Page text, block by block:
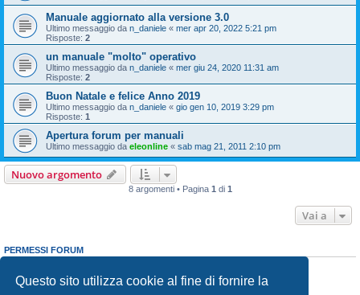
Questo sito utilizza cookie al fine di fornire la
Manuale aggiornato alla versione 3.0
Ultimo messaggio da n_daniele « mer apr 20, 2022 5:21 pm
Risposte: 2
un manuale "molto" operativo
Ultimo messaggio da n_daniele « mer giu 24, 2020 11:31 am
Risposte: 2
Buon Natale e felice Anno 2019
Ultimo messaggio da n_daniele « gio gen 10, 2019 3:29 pm
Risposte: 1
Apertura forum per manuali
Ultimo messaggio da eleonline « sab mag 21, 2011 2:10 pm
Nuovo argomento
8 argomenti • Pagina 1 di 1
Vai a
PERMESSI FORUM
Non puoirispondere negli argomenti
Non puoimodificare i tuoi messaggi